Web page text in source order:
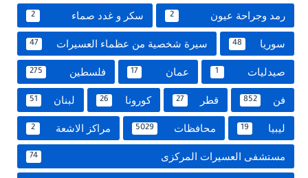
رمد وجراحة عيون 2 سكر و غدد صماء 2
سوريا 48 سيرة شخصية من عظماء العسيرات 47
صيدليات 1 عمان 17 فلسطين 275
فن 852 قطر 27 كورونا 26 لبنان 51
ليبيا 19 محافظات 5029 مراكز الاشعة 2
مستشفى العسيرات المركزى 74